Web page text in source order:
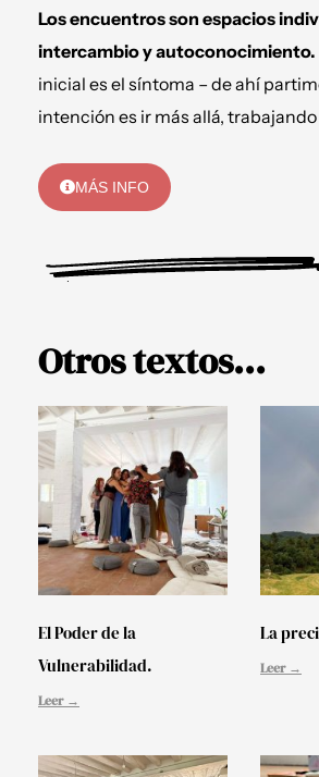
Los encuentros son espacios
intercambio y autoconocimiento.
inicial es el síntoma – de ahí
intención es ir más allá, trabajando
MÁS INFO
Otros textos...
El Poder de la
Vulnerabilidad.
Leer →
La
Leer →